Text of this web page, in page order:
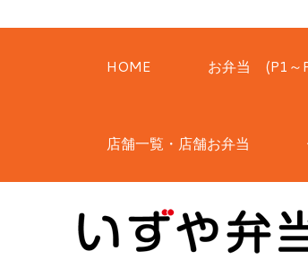
HOME お弁当 (P1～
店舗一覧・店舗お弁当